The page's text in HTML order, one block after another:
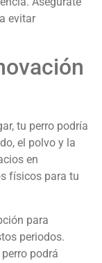
evitar
tu perro podría
el polvo y la
en
físicos para tu
para
periodos.
podrá